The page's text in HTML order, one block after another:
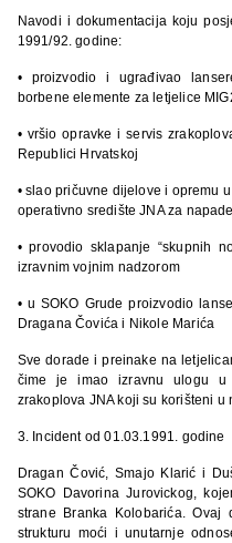
Navodi i dokumentacija koju
1991/92. godine:
• proizvodio i ugrađivao
borbene elemente za letjelice
• vršio opravke i servis
Republici Hrvatskoj
• slao pričuvne dijelove i opremu
operativno središte JNA za
• provodio sklapanje “skupnih
izravnim vojnim nadzorom
• u SOKO Grude proizvodio
Dragana Čovića i Nikole Marića
Sve dorade i preinake na
čime je imao izravnu ulogu u
zrakoplova JNA koji su korišteni u
3. Incident od 01.03.1991. godine
Dragan Čović, Smajo Klarić i
SOKO Davorina Jurovickog,
strane Branka Kolobarića. Ovaj
strukturu moći i unutarnje